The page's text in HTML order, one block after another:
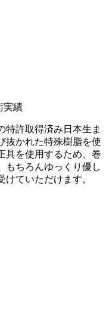
実績
特許取得済み日本生ま
抜かれた特殊樹脂を使
具を使用するため、巻
もちろんゆっくり優し
ていただけます。